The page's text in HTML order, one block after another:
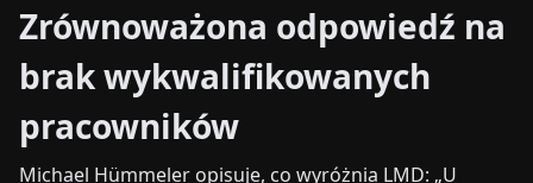
Zrównoważona odpowiedź na
brak wykwalifikowanych
pracowników
Michael Hümmeler opisuje, co wyróżnia LMD: „U